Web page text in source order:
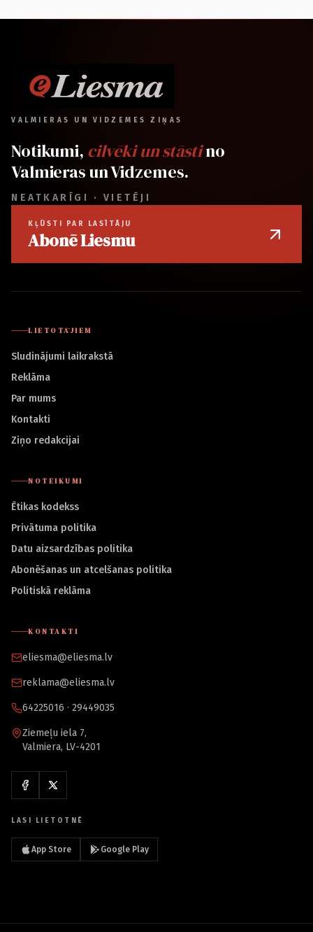
VALMIERAS UN VIDZEMES ZIŅAS
Notikumi, cilvēki un stāstino
Valmieras un Vidzemes.
NEATKARĪGI · VIETĒJI
KĻŪSTI PAR LASĪTĀJU
Abonē Liesmu
LIETOTĀJIEM
Sludinājumi laikrakstā
Reklāma
Par mums
Kontakti
Ziņo redakcijai
NOTEIKUMI
Ētikas kodekss
Privātuma politika
Datu aizsardzības politika
Abonēšanas un atcelšanas politika
Politiskā reklāma
KONTAKTI
eliesma@eliesma.lv
reklama@eliesma.lv
64225016 · 29449035
Ziemeļu iela 7,
Valmiera, LV-4201
LASI LIETOTNĒ
App Store Google Play